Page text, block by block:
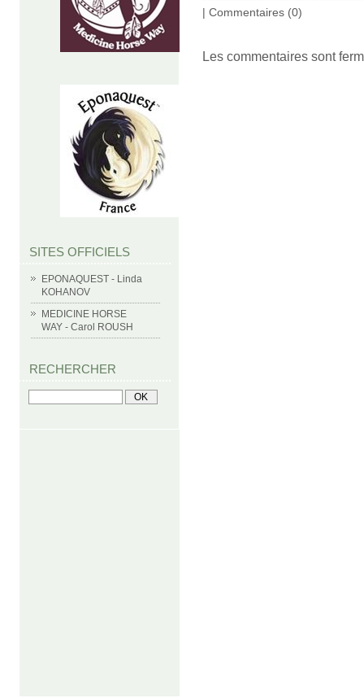
SITES OFFICIELS
EPONAQUEST - Linda
KOHANOV
MEDICINE HORSE
WAY - Carol ROUSH
RECHERCHER
| Commentaires (0)
Les commentaires sont